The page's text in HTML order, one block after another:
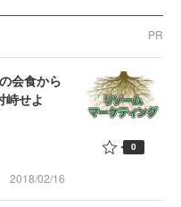
PR
会食から
せよ
2018/02/16
0